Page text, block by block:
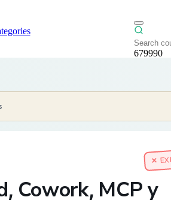
679990
✕
Cowork, MCP y